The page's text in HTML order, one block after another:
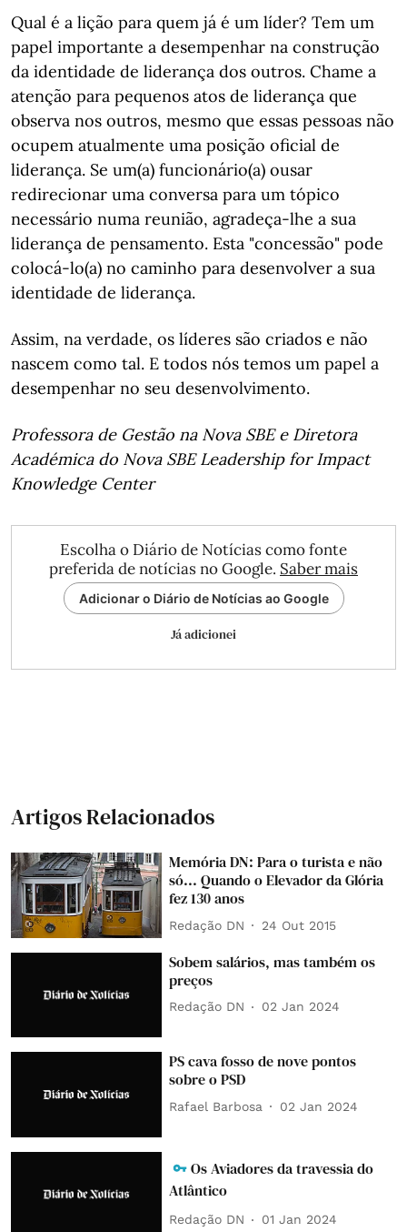
Qual é a lição para quem já é um líder? Tem um
papel importante a desempenhar na construção
da identidade de liderança dos outros. Chame a
atenção para pequenos atos de liderança que
observa nos outros, mesmo que essas pessoas não
ocupem atualmente uma posição oficial de
liderança. Se um(a) funcionário(a) ousar
redirecionar uma conversa para um tópico
necessário numa reunião, agradeça-lhe a sua
liderança de pensamento. Esta "concessão" pode
colocá-lo(a) no caminho para desenvolver a sua
identidade de liderança.
Assim, na verdade, os líderes são criados e não
nascem como tal. E todos nós temos um papel a
desempenhar no seu desenvolvimento.
Professora de Gestão na Nova SBE e Diretora
Académica do Nova SBE Leadership for Impact
Knowledge Center
Escolha o Diário de Notícias como fonte
preferida de notícias no Google. Saber mais
Adicionar o Diário de Notícias ao Google
Já adicionei
Artigos Relacionados
Memória DN: Para o turista e não
só... Quando o Elevador da Glória
fez 130 anos
Redação DN 24 Out 2015
Sobem salários, mas também os
preços
Redação DN 02 Jan 2024
PS cava fosso de nove pontos
sobre o PSD
Rafael Barbosa 02 Jan 2024
Os Aviadores da travessia do
Atlântico
Redação DN 01 Jan 2024